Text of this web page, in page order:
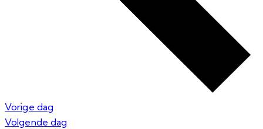
Vorige dag
Volgende dag